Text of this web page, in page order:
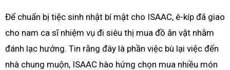
Để chuẩn bị tiệc sinh nhật bí mật cho ISAAC, ê-kíp đã giao
cho nam ca sĩ nhiệm vụ đi siêu thị mua đồ ăn vặt nhằm
đánh lạc hướng. Tin rằng đây là phần việc bù lại việc đến
nhà chung muộn, ISAAC hào hứng chọn mua nhiều món